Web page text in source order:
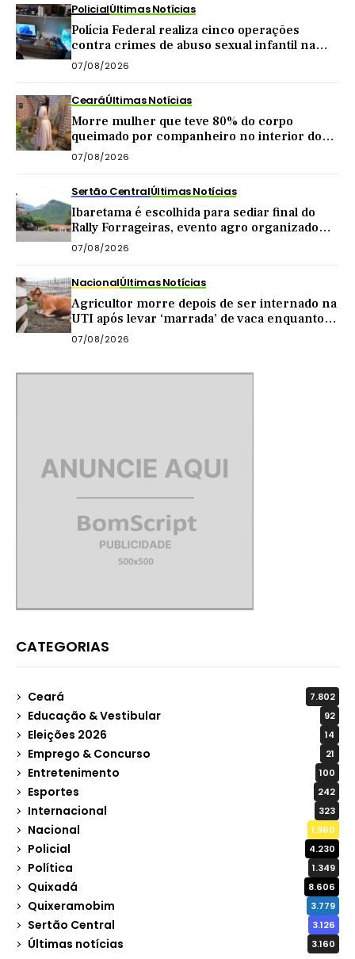
PolicialÚltimas Notícias
Polícia Federal realiza cinco operações
contra crimes de abuso sexual infantil na
internet
07/08/2026
CearáÚltimas Notícias
Morre mulher que teve 80% do corpo
queimado por companheiro no interior do
Ceará
07/08/2026
Sertão CentralÚltimas Notícias
Ibaretama é escolhida para sediar final do
Rally Forrageiras, evento agro organizado
pela CNA
07/08/2026
NacionalÚltimas Notícias
Agricultor morre depois de ser internado na
UTI após levar ‘marrada’ de vaca enquanto
tirava leite
07/08/2026
CATEGORIAS
Ceará 7.802
Educação & Vestibular 92
Eleições 2026 14
Emprego & Concurso 21
Entretenimento 100
Esportes 242
Internacional 323
Nacional 1.960
Policial 4.230
Política 1.349
Quixadá 8.606
Quixeramobim 3.779
Sertão Central 3.126
Últimas notícias 3.160